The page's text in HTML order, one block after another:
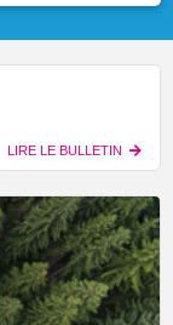
LIRE LE BULLETIN